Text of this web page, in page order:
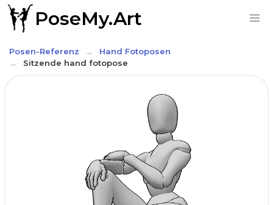
PoseMy.Art
Posen-Referenz
Hand Fotoposen
Sitzende hand fotopose